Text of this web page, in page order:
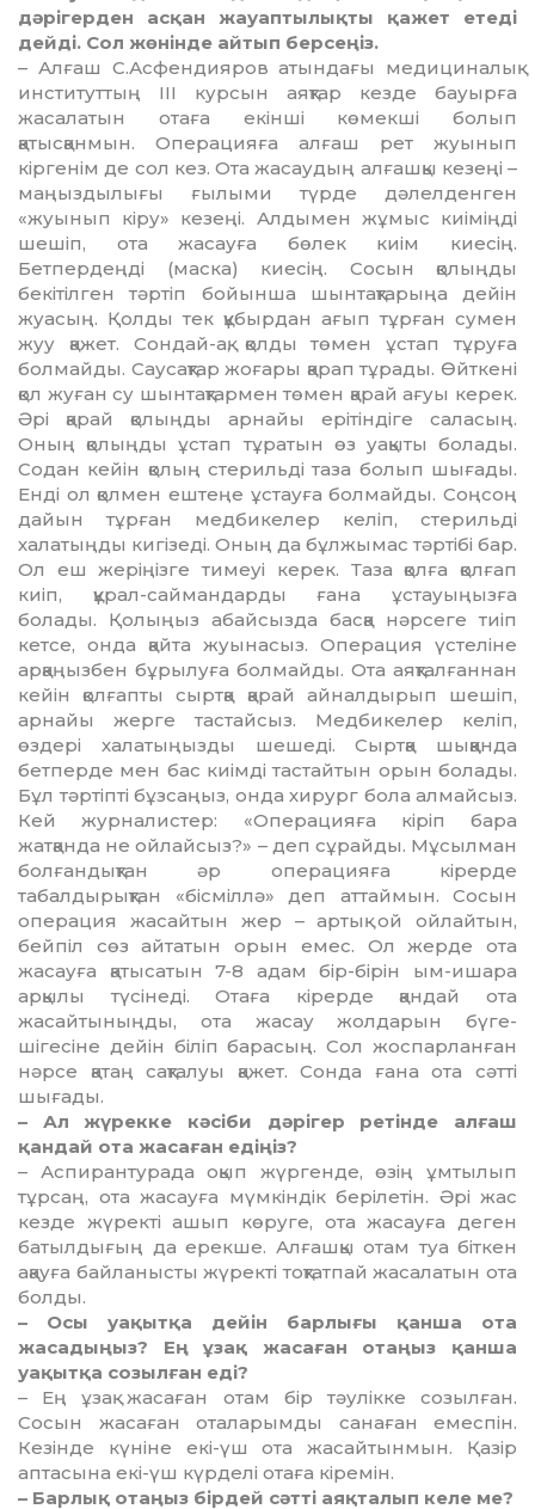
дәрігерден асқан жауаптылықты қажет етеді
дейді. Сол жөнінде айтып берсеңіз.
– Алғаш С.Асфендияров атындағы ме­дициналық
институттың ІІІ курсын аяқтар кезде бауырға
жасалатын отаға екінші көмекші болып
қатысқанмын. Операцияға алғаш рет жуынып
кіргенім де сол кез. Ота жасаудың алғашқы кезеңі –
маңыздылығы ғылыми түрде дәлелденген
«жуынып кіру» кезеңі. Алдымен жұмыс киіміңді
шешіп, ота жасауға бөлек киім киесің.
Бетпердеңді (маска) киесің. Сосын қолыңды
бекітілген тәртіп бойынша шынтақтарыңа дейін
жуасың. Қолды тек құбырдан ағып тұрған сумен
жуу қажет. Сондай-ақ, қолды төмен ұстап тұруға
болмайды. Саусақтар жоғары қарап тұрады. Өйткені
қол жуған су шын­тақ­тармен төмен қарай ағуы керек.
Әрі қарай қолыңды арнайы ерітіндіге саласың.
Оның қолыңды ұстап тұратын өз уақыты болады.
Содан кейін қолың стерильді таза болып шығады.
Енді ол қолмен ештеңе ұстауға болмайды. Соңсоң
дайын тұрған медбикелер келіп, стерильді
халатыңды кигізеді. Оның да бұлжымас тәртібі бар.
Ол еш жеріңізге тимеуі керек. Таза қолға қолғап
киіп, құрал-саймандарды ғана ұстауыңызға
болады. Қолыңыз абайсызда басқа нәрсеге тиіп
кетсе, онда қайта жуынасыз. Операция үстеліне
арқаңызбен бұ­рылуға болмайды. Ота аяқталғаннан
кейін қолғапты сыртқа қарай айналдырып шешіп,
арнайы жерге тастайсыз. Медбикелер келіп,
өздері халатыңызды шешеді. Сыртқа шыққанда
бетперде мен бас киімді тастайтын орын болады.
Бұл тәртіпті бұзсаңыз, онда хирург бола алмайсыз.
Кей журналистер: «Операцияға кіріп бара
жатқанда не ойлайсыз?» – деп сұрайды. Мұсылман
болғандықтан әр опе­рацияға кірерде
табалдырықтан «бісміллә» деп аттаймын. Сосын
операция жасайтын жер – артық ой ойлайтын,
бейпіл сөз ай­та­тын орын емес. Ол жерде ота
жасауға қатысатын 7-8 адам бір-бірін ым-ишара
арқылы түсінеді. Отаға кірерде қандай ота
жасайтыныңды, ота жасау жолдарын бүге-
шігесіне дейін біліп барасың. Сол жоспар­лан­ған
нәрсе қатаң сақталуы қажет. Сонда ғана ота сәтті
шығады.
– Ал жүрекке кәсіби дәрігер ретінде алғаш
қандай ота жасаған едіңіз?
– Аспирантурада оқып жүргенде, өзің ұмтылып
тұрсаң, ота жасауға мүмкіндік бе­рілетін. Әрі жас
кезде жүректі ашып кө­руге, ота жасауға деген
батылдығың да ерекше. Алғашқы отам туа біткен
ақауға байланысты жүректі тоқтатпай жасалатын ота
болды.
– Осы уақытқа дейін барлығы қанша ота
жасадыңыз? Ең ұзақ жасаған отаңыз қанша
уақытқа созылған еді?
– Ең ұзақ жасаған отам бір тәулікке созылған.
Сосын жасаған оталарымды санаған емеспін.
Кезінде күніне екі-үш ота жасайтынмын. Қазір
аптасына екі-үш күрделі отаға кіремін.
– Барлық отаңыз бірдей сәтті аяқталып келе ме?